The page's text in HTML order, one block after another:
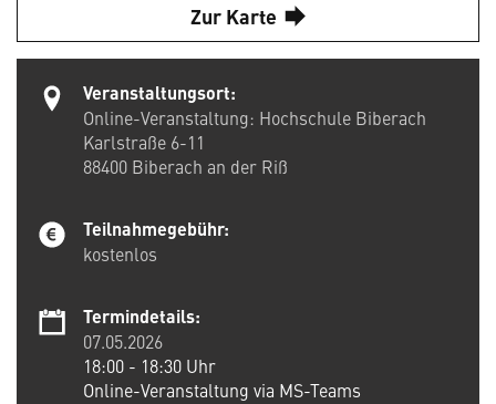
Zur Karte
Veranstaltungsort:
Online-Veranstaltung: Hochschule Biberach
Karlstraße 6-11
88400 Biberach an der Riß
Teilnahmegebühr:
kostenlos
Termindetails:
07.05.2026
18:00 - 18:30 Uhr
Online-Veranstaltung via MS-Teams